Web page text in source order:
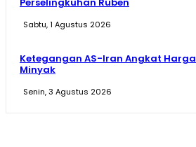
Sabtu, 1 Agustus 2026
Ketegangan AS-Iran Angkat Harga
Minyak
Senin, 3 Agustus 2026